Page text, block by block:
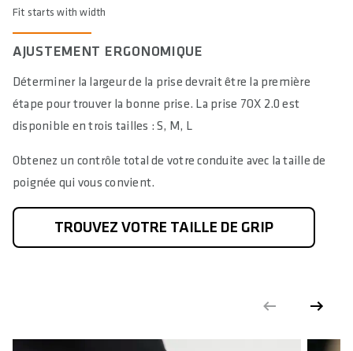
Fit starts with width
AJUSTEMENT ERGONOMIQUE
Déterminer la largeur de la prise devrait être la première
étape pour trouver la bonne prise. La prise 7OX 2.0 est
disponible en trois tailles : S, M, L
Obtenez un contrôle total de votre conduite avec la taille de
poignée qui vous convient.
TROUVEZ VOTRE TAILLE DE GRIP